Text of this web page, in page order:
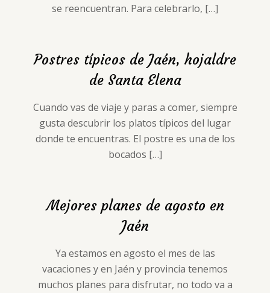
se reencuentran. Para celebrarlo, […]
Postres típicos de Jaén, hojaldre
de Santa Elena
Cuando vas de viaje y paras a comer, siempre
gusta descubrir los platos típicos del lugar
donde te encuentras. El postre es una de los
bocados […]
Mejores planes de agosto en
Jaén
Ya estamos en agosto el mes de las
vacaciones y en Jaén y provincia tenemos
muchos planes para disfrutar, no todo va a